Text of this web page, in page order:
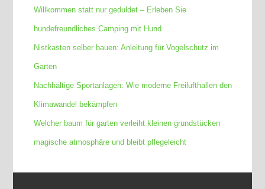
Willkommen statt nur geduldet – Erleben Sie
hundefreundliches Camping mit Hund
Nistkasten selber bauen: Anleitung für Vogelschutz im
Garten
Nachhaltige Sportanlagen: Wie moderne Freilufthallen den
Klimawandel bekämpfen
Welcher baum für garten verleiht kleinen grundstücken
magische atmosphäre und bleibt pflegeleicht